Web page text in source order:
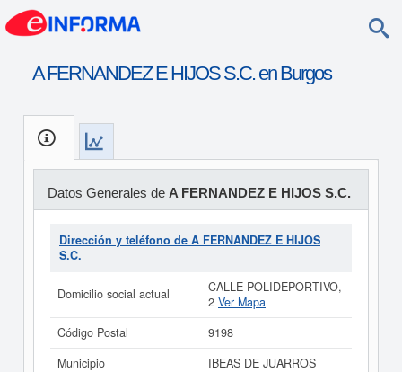
A FERNANDEZ E HIJOS S.C. en Burgos
Datos Generales de A FERNANDEZ E HIJOS S.C.
Dirección y teléfono de A FERNANDEZ E HIJOS
S.C.
Domicilio social actual
CALLE POLIDEPORTIVO,
2 Ver Mapa
Código Postal
9198
Municipio
IBEAS DE JUARROS